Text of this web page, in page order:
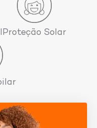
Proteção Solar